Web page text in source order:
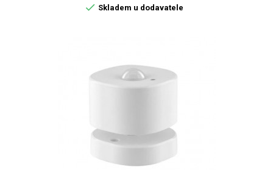
 Skladem u dodavatele